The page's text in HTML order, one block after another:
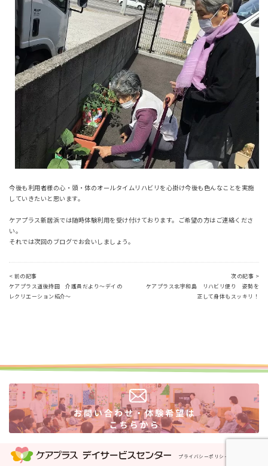
今後も利用者様の心・頭・体のオールタイムリハビリを心掛け今後も色んなことを実施
していきたいと思います。
ケアプラス新居浜では随時体験利用を受け付けております。ご希望の方はご連絡くださ
い。
それでは次回のブログでお会いしましょう。
< 前の記事
ケアプラス道後持田 介護員だより～デイの
レクリエーション紹介～
次の記事 >
ケアプラス北宇和島 リハビリ便り 姿勢を
正して身体もスッキリ！
プライバシーポリシー